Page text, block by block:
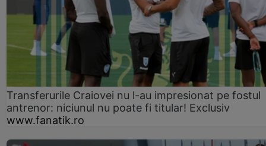
Transferurile Craiovei nu l-au impresionat pe fostul
antrenor: niciunul nu poate fi titular! Exclusiv
www.fanatik.ro